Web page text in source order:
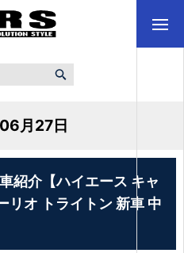
月27日
紹介【ハイエース キャ
リオ トライトン 新車 中